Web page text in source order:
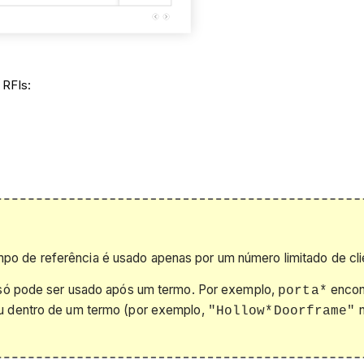
de referência é usado apenas por um número limitado de
pode ser usado após um termo. Por exemplo, porta*
dentro de um termo (por exemplo, "Hollow*Doorframe"